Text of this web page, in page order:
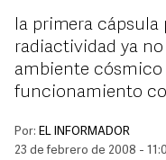
la primera cápsula
radiactividad ya
ambiente cósmico
funcionamiento
Por: EL INFORMADOR
23 de febrero de 2008 -